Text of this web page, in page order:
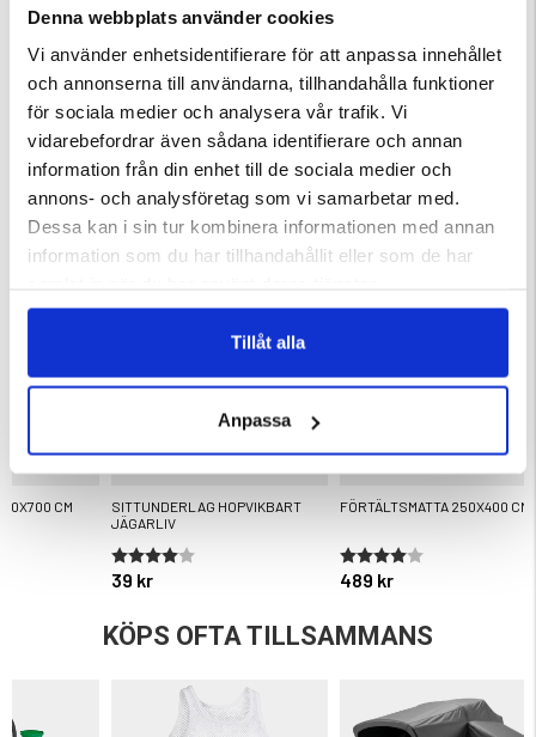
Denna webbplats använder cookies
Vi använder enhetsidentifierare för att anpassa innehållet
och annonserna till användarna, tillhandahålla funktioner
för sociala medier och analysera vår trafik. Vi
vidarebefordrar även sådana identifierare och annan
information från din enhet till de sociala medier och
annons- och analysföretag som vi samarbetar med.
Dessa kan i sin tur kombinera informationen med annan
information som du har tillhandahållit eller som de har
Tillåt alla
Anpassa
Varumärke
DU KANSKE OCKSÅ ÄR INTRESSERAD AV
CM
SITTUNDERLAG HOPVIKBART
JÄGARLIV
39 kr
Betyg:
4.0 utav 5 stjärnor
FÖRTÄLTSMATTA 250X400 CM
489 kr
Betyg:
4.0 utav 5 stjärnor
KÖPS OFTA TILLSAMMANS